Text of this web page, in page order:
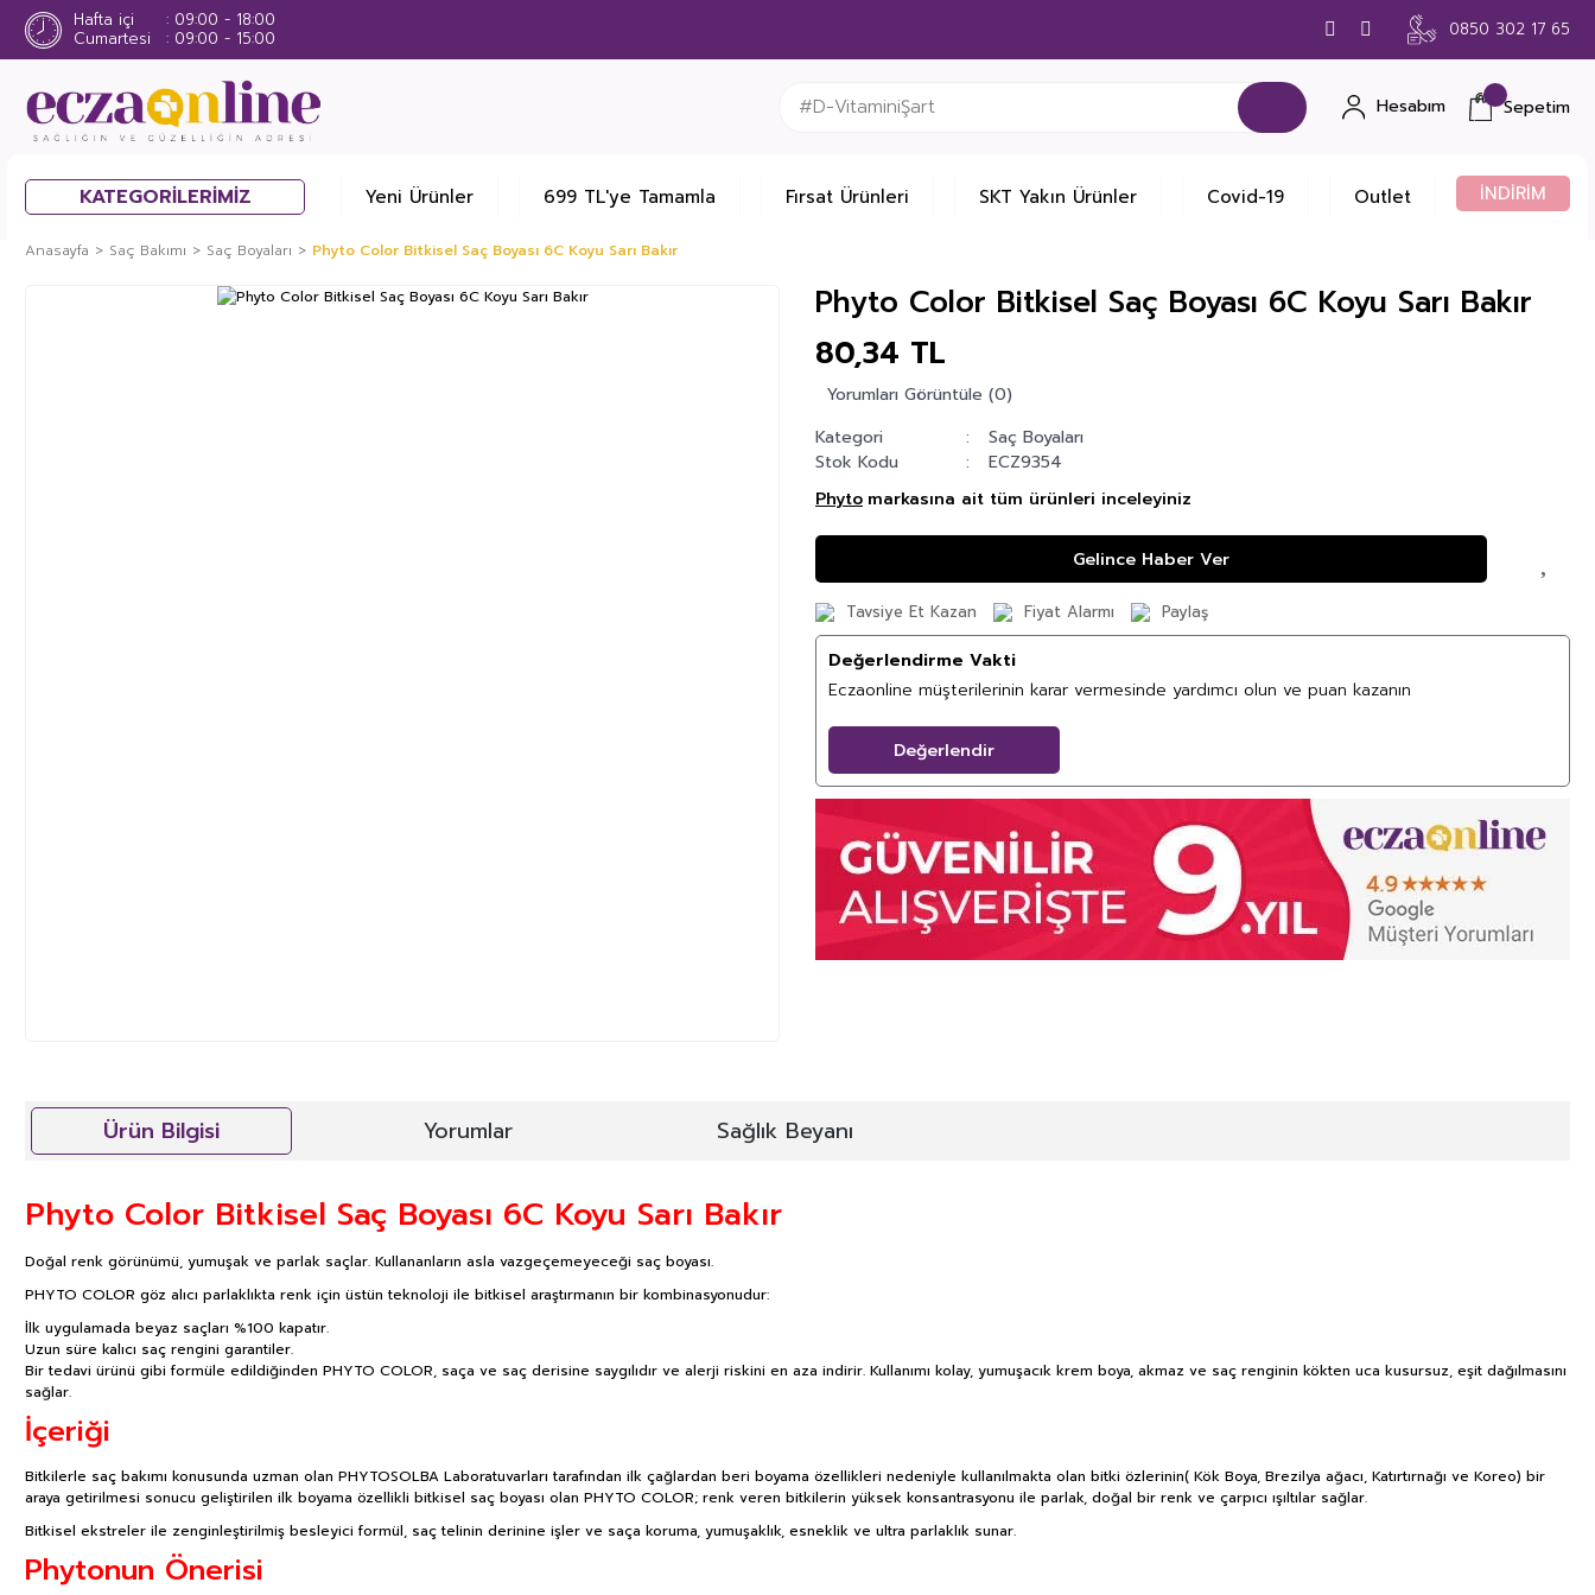
Hafta içi
09:00 - 18:00
Cumartesi
09:00 - 15:00 0850 302 17 65
Hesabım Sepetim
KATEGORİLERİMİZ Yeni Ürünler 699 TL'ye Tamamla Fırsat Ürünleri SKT Yakın Ürünler Covid-19 Outlet İNDİRİM
Anasayfa Saç Bakımı Saç Boyaları Phyto Color Bitkisel Saç Boyası 6C Koyu Sarı Bakır
Phyto Color Bitkisel Saç Boyası 6C Koyu Sarı Bakır
80,34 TL
Yorumları Görüntüle (0)
Kategori
Saç Boyaları
Stok Kodu
ECZ9354
Phyto markasına ait tüm ürünleri inceleyiniz
Gelince Haber Ver
Tavsiye Et Kazan Fiyat Alarmı Paylaş
Değerlendirme Vakti
Eczaonline müşterilerinin karar vermesinde yardımcı olun ve puan kazanın
Değerlendir
Ürün Bilgisi Yorumlar Sağlık Beyanı
Phyto Color Bitkisel Saç Boyası 6C Koyu Sarı Bakır
Doğal renk görünümü, yumuşak ve parlak saçlar. Kullananların asla vazgeçemeyeceği saç boyası.
PHYTO COLOR göz alıcı parlaklıkta renk için üstün teknoloji ile bitkisel araştırmanın bir kombinasyonudur:
İlk uygulamada beyaz saçları %100 kapatır.
Uzun süre kalıcı saç rengini garantiler.
Bir tedavi ürünü gibi formüle edildiğinden PHYTO COLOR, saça ve saç derisine saygılıdır ve alerji riskini en aza indirir. Kullanımı kolay, yumuşacık krem boya, akmaz ve saç renginin kökten uca kusursuz, eşit dağılmasını
sağlar.
İçeriği
Bitkilerle saç bakımı konusunda uzman olan PHYTOSOLBA Laboratuvarları tarafından ilk çağlardan beri boyama özellikleri nedeniyle kullanılmakta olan bitki özlerinin( Kök Boya, Brezilya ağacı, Katırtırnağı ve Koreo) bir
araya getirilmesi sonucu geliştirilen ilk boyama özellikli bitkisel saç boyası olan PHYTO COLOR; renk veren bitkilerin yüksek konsantrasyonu ile parlak, doğal bir renk ve çarpıcı ışıltılar sağlar.
Bitkisel ekstreler ile zenginleştirilmiş besleyici formül, saç telinin derinine işler ve saça koruma, yumuşaklık, esneklik ve ultra parlaklık sunar.
Phytonun Önerisi